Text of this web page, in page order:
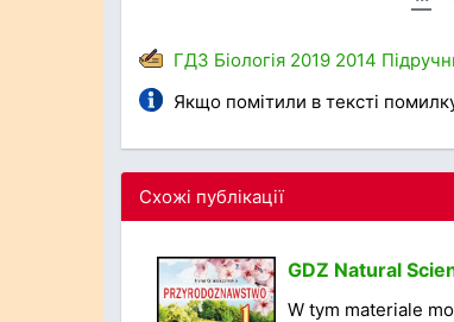
ГДЗ Біологія 2019 2014
Якщо помітили в тексті
Схожі публікації
GDZ Natural
W tym materiale